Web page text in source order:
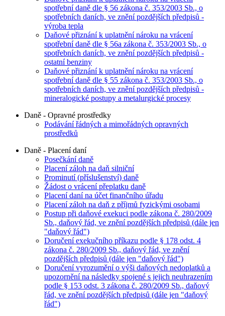
spotřební daně dle § 56 zákona č. 353/2003 Sb., o
spotřebních daních, ve znění pozdějších předpisů -
výroba tepla
Daňové přiznání k uplatnění nároku na vrácení
spotřební daně dle § 56a zákona č. 353/2003 Sb., o
spotřebních daních, ve znění pozdějších předpisů -
ostatní benziny
Daňové přiznání k uplatnění nároku na vrácení
spotřební daně dle § 55 zákona č. 353/2003 Sb., o
spotřebních daních, ve znění pozdějších předpisů -
mineralogické postupy a metalurgické procesy
Daně - Opravné prostředky
Podávání řádných a mimořádných opravných
prostředků
Daně - Placení daní
Posečkání daně
Placení záloh na daň silniční
Prominutí (příslušenství) daně
Žádost o vrácení přeplatku daně
Placení daní na účet finančního úřadu
Placení záloh na daň z příjmů fyzickými osobami
Postup při daňové exekuci podle zákona č. 280/2009
Sb., daňový řád, ve znění pozdějších předpisů (dále jen
"daňový řád")
Doručení exekučního příkazu podle § 178 odst. 4
zákona č. 280/2009 Sb., daňový řád, ve znění
pozdějších předpisů (dále jen "daňový řád")
Doručení vyrozumění o výši daňových nedoplatků a
upozornění na následky spojené s jejich neuhrazením
podle § 153 odst. 3 zákona č. 280/2009 Sb., daňový
řád, ve znění pozdějších předpisů (dále jen "daňový
řád")